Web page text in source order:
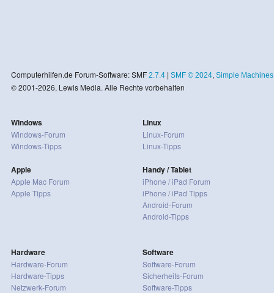
Computerhilfen.de Forum-Software: SMF 2.7.4| SMF © 2024, Simple Machines
© 2001-2026, Lewis Media. Alle Rechte vorbehalten
Windows
Windows-Forum
Windows-Tipps
Apple
Apple Mac Forum
Apple Tipps
Linux
Linux-Forum
Linux-Tipps
Handy / Tablet
iPhone / iPad Forum
iPhone / iPad Tipps
Android-Forum
Android-Tipps
Hardware
Hardware-Forum
Hardware-Tipps
Netzwerk-Forum
Software
Software-Forum
Sicherheits-Forum
Software-Tipps